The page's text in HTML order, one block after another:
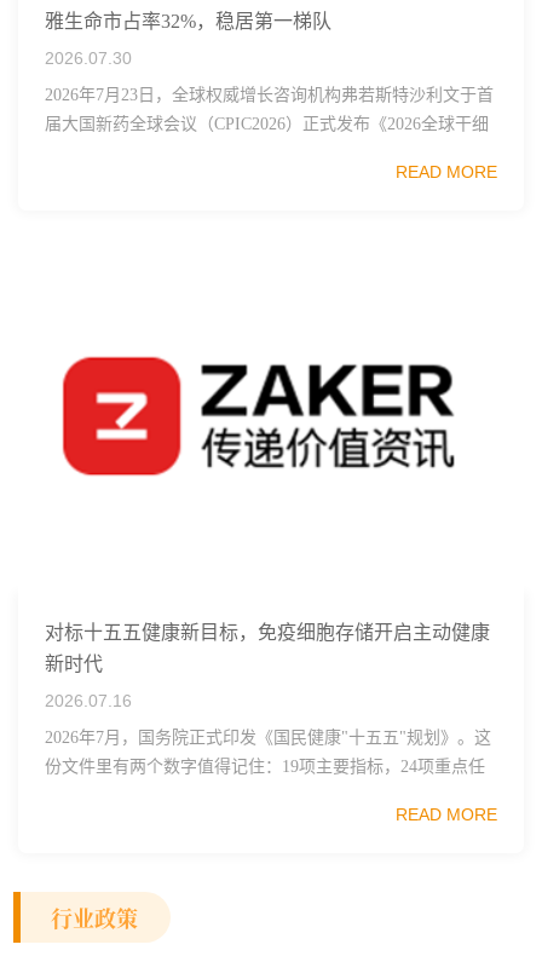
雅生命市占率32%，稳居第一梯队
2026.07.30
2026年7月23日，全球权威增长咨询机构弗若斯特沙利文于首
届大国新药全球会议（CPIC2026）正式发布《2026全球干细
READ MORE
对标十五五健康新目标，免疫细胞存储开启主动健康
新时代
2026.07.16
2026年7月，国务院正式印发《国民健康"十五五"规划》。这
份文件里有两个数字值得记住：19项主要指标，24项重点任
READ MORE
行业政策